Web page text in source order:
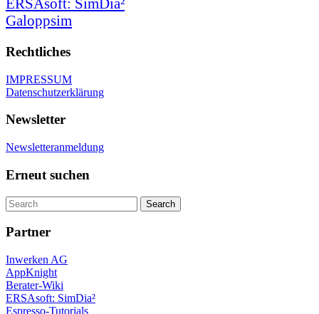
ERSAsoft: SimDia²
Galoppsim
Rechtliches
IMPRESSUM
Datenschutzerklärung
Newsletter
Newsletteranmeldung
Erneut suchen
Partner
Inwerken AG
AppKnight
Berater-Wiki
ERSAsoft: SimDia²
Espresso-Tutorials